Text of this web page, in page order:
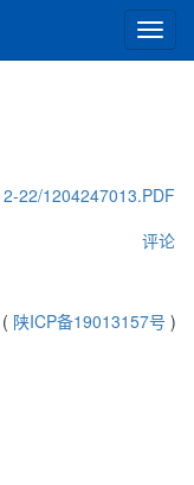
切
换
22/1204247013.PDF
评论
陕ICP备19013157号 )